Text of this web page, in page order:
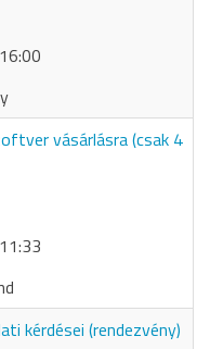
vásárlásra (csak 4
kérdései (rendezvény)